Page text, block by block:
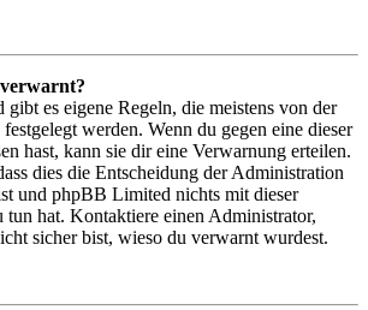
gibt es eigene Regeln, die meistens von der
werden. Wenn du gegen eine dieser
hast, kann sie dir eine Verwarnung erteilen.
dies die Entscheidung der Administration
und phpBB Limited nichts mit dieser
tun hat. Kontaktiere einen Administrator,
sicher bist, wieso du verwarnt wurdest.